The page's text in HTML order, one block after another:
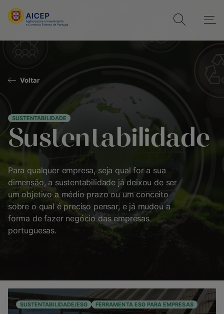
Voltar
SUSTENTABILIDADE
Sustentabilidade
Para qualquer empresa, seja qual for a sua
dimensão, a sustentabilidade já deixou de ser
um objetivo a médio prazo ou um conceito
sobre o qual é preciso pensar, e já mudou a
forma de fazer negócio das empresas
portuguesas.
SUSTENTABILIDADE/ESG FERRAMENTA ESG PARA EMPRESAS